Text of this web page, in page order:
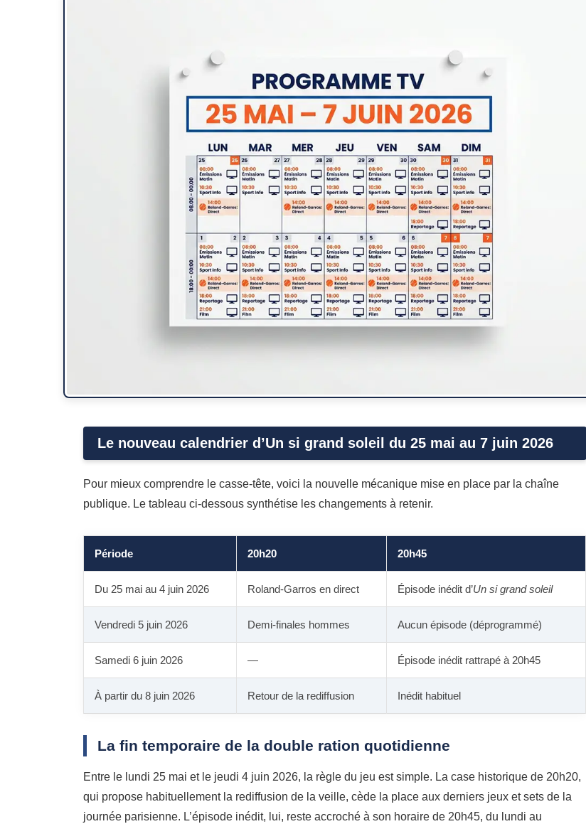
Le nouveau calendrier d’Un si grand soleil du 25 mai au 7 juin 2026
Pour mieux comprendre le casse-tête, voici la nouvelle mécanique mise en place par la chaîne
publique. Le tableau ci-dessous synthétise les changements à retenir.
Période 20h20 20h45
Du 25 mai au 4 juin 2026 Roland-Garros en direct Épisode inédit d’Un si grand soleil
Vendredi 5 juin 2026 Demi-finales hommes Aucun épisode (déprogrammé)
Samedi 6 juin 2026 — Épisode inédit rattrapé à 20h45
À partir du 8 juin 2026 Retour de la rediffusion Inédit habituel
La fin temporaire de la double ration quotidienne
Entre le lundi 25 mai et le jeudi 4 juin 2026, la règle du jeu est simple. La case historique de 20h20,
qui propose habituellement la rediffusion de la veille, cède la place aux derniers jeux et sets de la
journée parisienne. L’épisode inédit, lui, reste accroché à son horaire de 20h45, du lundi au